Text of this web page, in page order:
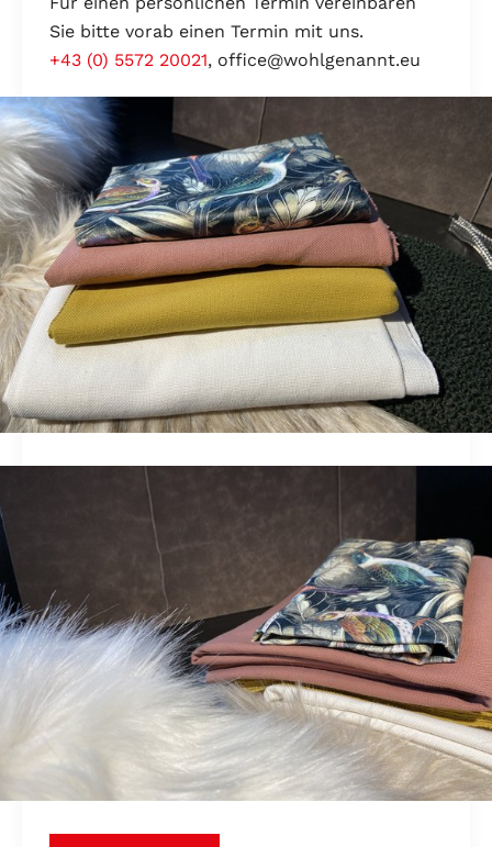
Sie bitte vorab einen Termin mit uns.
+43 (0) 5572 20021, office@wohlgenannt.eu